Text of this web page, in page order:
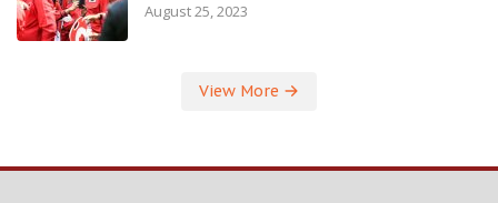
August 25, 2023
View More